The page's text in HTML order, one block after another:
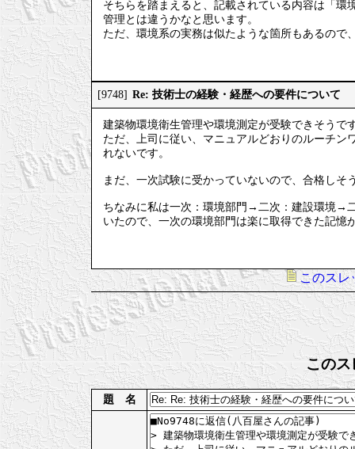
そちらを踏まえると、記載されている内容は「
管理とは違うかなと思います。
ただ、環境系の実務は似たような箇所もあるの
[9748] Re: 技術士の経験・経歴への要件について
建築物環境衛生管理や環境測定が受験できそうで
ただ、上司に従い、マニュアルどおりのルーチ
れないです。
まだ、一次試験に受かっていないので、合格し
ちなみに私は一次：環境部門→二次：建設環境→
いたので、一次の環境部門は楽に取得できた記憶
このスレ
この
題 名